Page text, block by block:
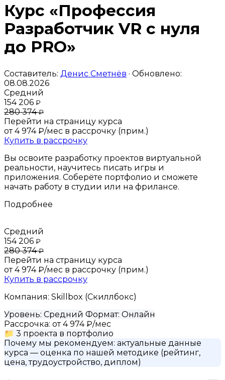
Курс «Профессия
Разработчик VR с нуля
до PRO»
Составитель: Денис Сметнёв · Обновлено:
08.08.2026
Средний
154 206 ₽
280 374₽
Перейти на страницу курса
от 4 974 ₽/мес в рассрочку (прим.)
Купить в рассрочку
Вы освоите разработку проектов виртуальной
реальности, научитесь писать игры и
приложения. Соберёте портфолио и сможете
начать работу в студии или на фрилансе.
Подробнее
Средний
154 206 ₽
280 374₽
Перейти на страницу курса
от 4 974 ₽/мес в рассрочку (прим.)
Купить в рассрочку
Компания: Skillbox (Скиллбокс)
Уровень: Средний Формат: Онлайн
Рассрочка: от 4 974 ₽/мес
📁 3 проекта в портфолио
Почему мы рекомендуем: актуальные данные
курса — оценка по нашей методике (рейтинг,
цена, трудоустройство, диплом)